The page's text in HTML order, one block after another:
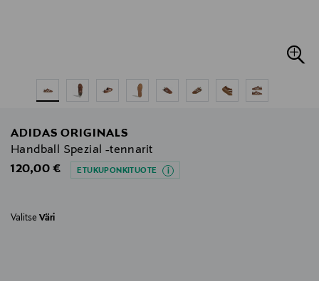
ADIDAS ORIGINALS
Handball Spezial -tennarit
Original Price
120,00 € ETUKUPONKITUOTE
Valitse Väri